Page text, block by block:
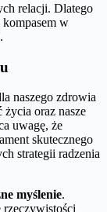
relacji. Dlatego
kompasem w
naszego zdrowia
oraz nasze
uwagę, że
skutecznego
strategii radzenia
myślenie.
rzeczywistości